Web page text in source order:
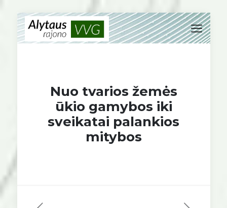
Nuo tvarios žemės
ūkio gamybos iki
sveikatai palankios
mitybos